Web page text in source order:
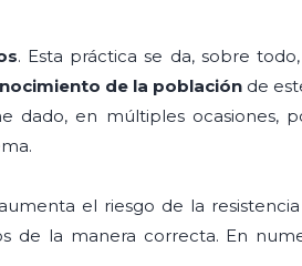
. Esta práctica se da, sobre
de la población de
dado, en múltiples ocasiones,
el riesgo de la
la manera correcta. En